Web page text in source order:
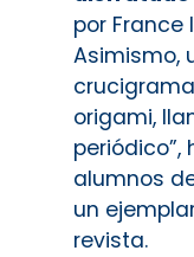
por France
Asimismo,
origami,
periódico”,
alumnos
un
revista.